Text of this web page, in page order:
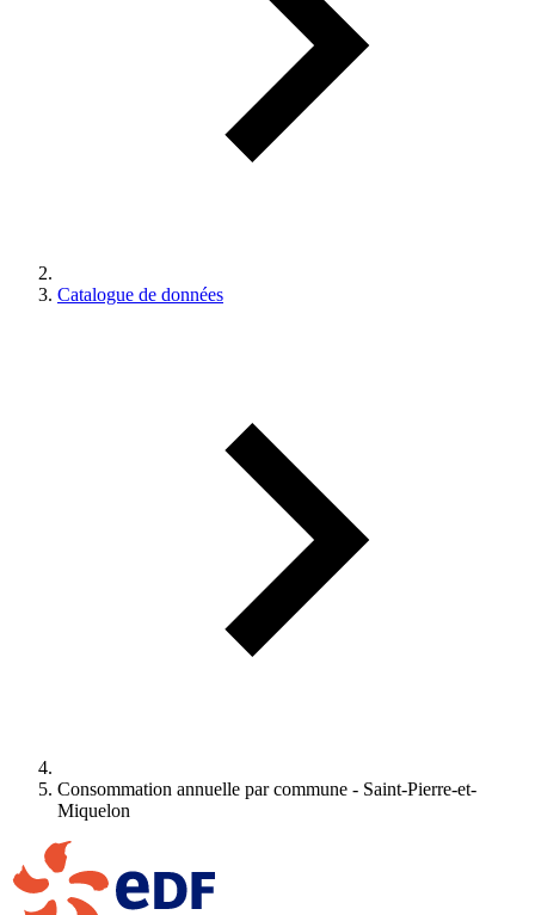
Catalogue de données
Consommation annuelle par commune - Saint-Pierre-et-
Miquelon